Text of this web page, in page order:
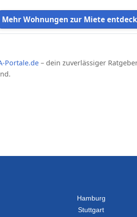
Mehr Wohnungen zur Miete
Portale.de – dein zuverlässiger
Hamburg
Stuttgart